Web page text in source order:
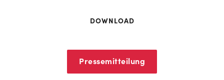
DOWNLOAD
Pressemitteilung